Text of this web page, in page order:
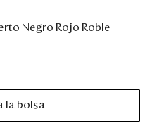
Negro Rojo Roble
la bolsa